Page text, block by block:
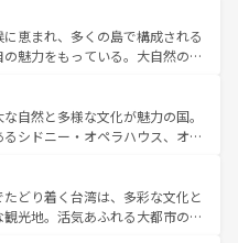
むこともできる。 なお、新
ンツ一覧 を参照してほしい。
、ショッピング、エンターテイ
なスポットだ。一方、アメリカ
グランドキャニオンやイエロー
、音楽と美食が融合した独特の
リカの各地域で異なる魅力を楽
豊かな歴史を感じることができ
新着のアメリカ
参照してほしい。
恵まれ、多くの島で構成される
魅力をもっている。大自然の神
、定番の観光地といえばオアフ
るならマウイ島やカウアイ島が
ーンに輝く海をはじめ、豊かな
る人々を迎えてくれるハワイの
ードやハワイアンミュージッ
ど、すべてがハワイの魅力を彩
自然と多様な文化が魅力の国。
シドニー・オペラハウス、オー
そびえるウルル（エアーズロッ
原生林やケアンズの熱帯雨林な
また、カフェやワイン、オージ
どり着く台湾は、多彩な文化と
光地。活気あふれる大都市の台